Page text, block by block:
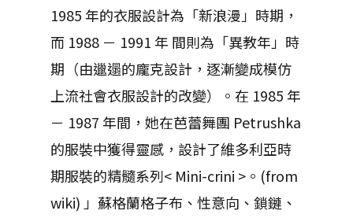
1985 年的衣服設計為「新浪漫」時期，
而 1988 － 1991 年 間則為「異教年」時
期（由邋遢的龐克設計，逐漸變成模仿
上流社會衣服設計的改變）。在 1985 年
－ 1987 年間，她在芭蕾舞團 Petrushka
的服裝中獲得靈感，設計了維多利亞時
期服裝的精髓系列< Mini-crini >。(from
wiki) 」蘇格蘭格子布、性意向、鎖鏈、